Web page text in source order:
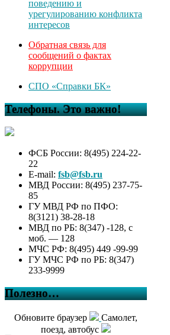
поведению и
урегулированию конфликта
интересов
Обратная связь для
сообщений о фактах
коррупции
СПО «Справки БК»
Телефоны. Это важно!
ФСБ России: 8(495) 224-22-
22
E-mail: fsb@fsb.ru
МВД России: 8(495) 237-75-
85
ГУ МВД РФ по ПФО:
8(3121) 38-28-18
МВД по РБ: 8(347) -128, с
моб. — 128
МЧС РФ: 8(495) 449 -99-99
ГУ МЧС РФ по РБ: 8(347)
233-9999
Полезно…
Обновите браузер
Самолет,
поезд, автобус